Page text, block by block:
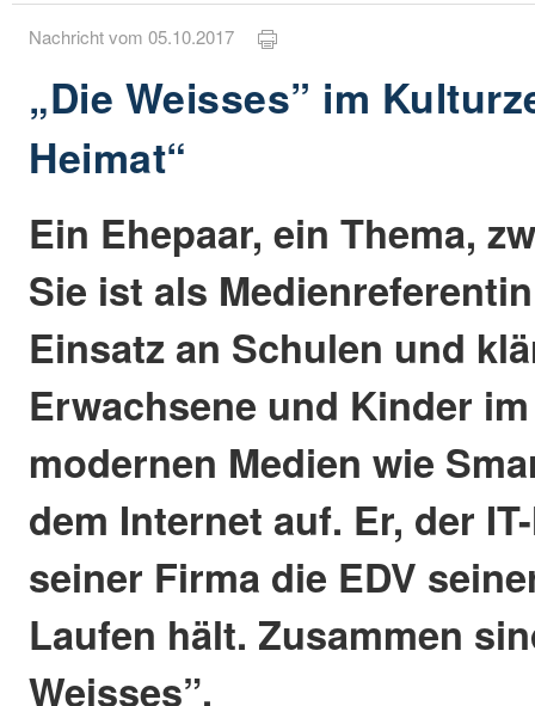
Nachricht vom 05.10.2017
„Die Weisses” im
Heimat“
Ein Ehepaar, ein Thema,
Sie ist als
Einsatz an Schulen und
Erwachsene und Kinder
modernen Medien wie
dem Internet auf. Er, der
seiner Firma die EDV
Laufen hält. Zusammen
Weisses”.